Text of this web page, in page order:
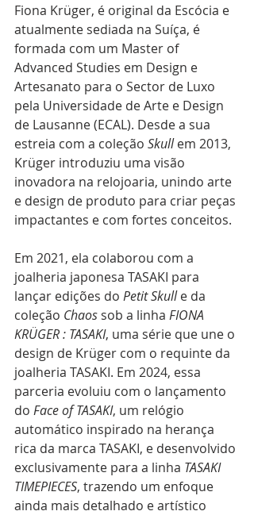
Fiona Krüger, é original da Escócia e
atualmente sediada na Suíça, é
formada com um Master of
Advanced Studies em Design e
Artesanato para o Sector de Luxo
pela Universidade de Arte e Design
de Lausanne (ECAL). Desde a sua
estreia com a coleção Skull em 2013,
Krüger introduziu uma visão
inovadora na relojoaria, unindo arte
e design de produto para criar peças
impactantes e com fortes conceitos.
Em 2021, ela colaborou com a
joalheria japonesa TASAKI para
lançar edições do Petit Skull e da
coleção Chaos sob a linha FIONA
KRÜGER : TASAKI, uma série que une o
design de Krüger com o requinte da
joalheria TASAKI. Em 2024, essa
parceria evoluiu com o lançamento
do Face of TASAKI, um relógio
automático inspirado na herança
rica da marca TASAKI, e desenvolvido
exclusivamente para a linha TASAKI
TIMEPIECES, trazendo um enfoque
ainda mais detalhado e artístico